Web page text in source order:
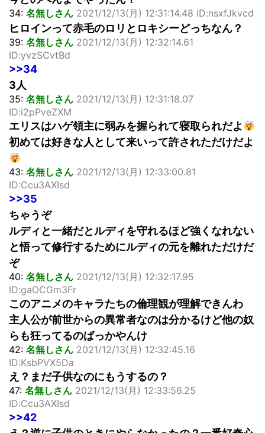
34: 名無しさん 2021/12/13(月) 12:31:14.48 ID:nsxfJkvcd
ヒロインって赤毛のロリとロキシーどっちなん？
39: 名無しさん 2021/12/13(月) 12:32:14.61
ID:yvzSCvtBd
>>34
3人
35: 名無しさん 2021/12/13(月) 12:31:18.07
ID:i2pPveZXM
エリスはハゲ領主に弱みを握られて寝取られだよ
初めては好きな人として来いって許されただけだよ
43: 名無しさん 2021/12/13(月) 12:33:00.81
ID:Ccu3AXIsd
>>35
ちゃうぞ
ルディと一緒だとルディを守れるほど強くなれない
と悟って修行するためにルディの元を離れただけだ
ぞ
40: 名無しさん 2021/12/13(月) 12:32:17.95
ID:gaOCGm3Fr
このアニメのキャラたちの倫理観が理解できんわ
主人公が前世からの異常者なのは分かるけど他の奴
らも狂ってるのばっかやんけ
42: 名無しさん 2021/12/13(月) 12:32:45.16
ID:KsbPVX5Da
え？まだ子供なのにもうするの？
47: 名無しさん 2021/12/13(月) 12:33:56.25
ID:Ccu3AXIsd
>>42